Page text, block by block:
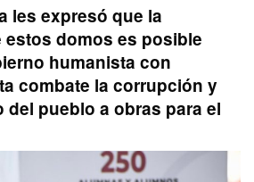
les expresó que la
domos es posible
humanista con
combate la corrupción y
del pueblo a obras para el